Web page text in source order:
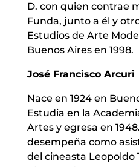
D. con quien contrae
Funda, junto a él y
Estudios de Arte
Buenos Aires en 1998.
José Francisco Arcuri
Nace en 1924 en
Estudia en la
Artes y egresa en
desempeña como
del cineasta Leopoldo